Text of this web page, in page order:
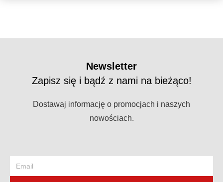
Newsletter
Zapisz się i bądź z nami na bieżąco!
Dostawaj informację o promocjach i naszych
nowościach.